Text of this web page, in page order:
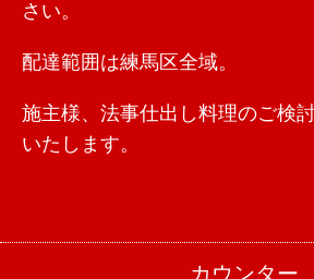
さい。
配達範囲は練馬区全域。
施主様、法事仕出し料理のご検
いたします。